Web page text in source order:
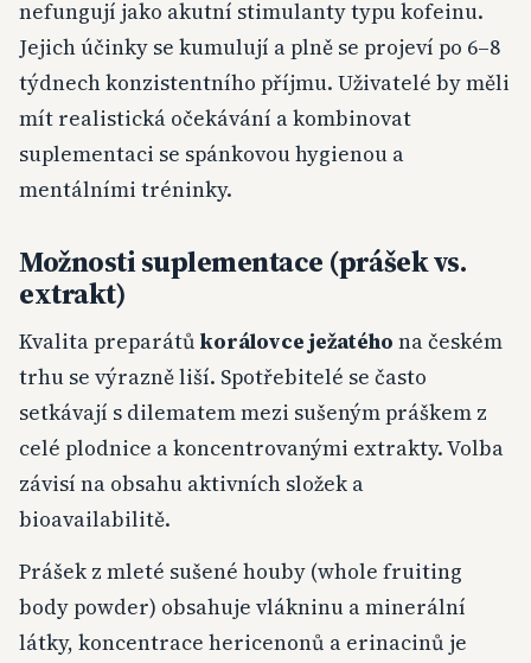
nefungují jako akutní stimulanty typu kofeinu.
Jejich účinky se kumulují a plně se projeví po 6–8
týdnech konzistentního příjmu. Uživatelé by měli
mít realistická očekávání a kombinovat
suplementaci se spánkovou hygienou a
mentálními tréninky.
Možnosti suplementace (prášek vs.
extrakt)
Kvalita preparátů korálovce ježatého na českém
trhu se výrazně liší. Spotřebitelé se často
setkávají s dilematem mezi sušeným práškem z
celé plodnice a koncentrovanými extrakty. Volba
závisí na obsahu aktivních složek a
bioavailabilitě.
Prášek z mleté sušené houby (whole fruiting
body powder) obsahuje vlákninu a minerální
látky, koncentrace hericenonů a erinacinů je